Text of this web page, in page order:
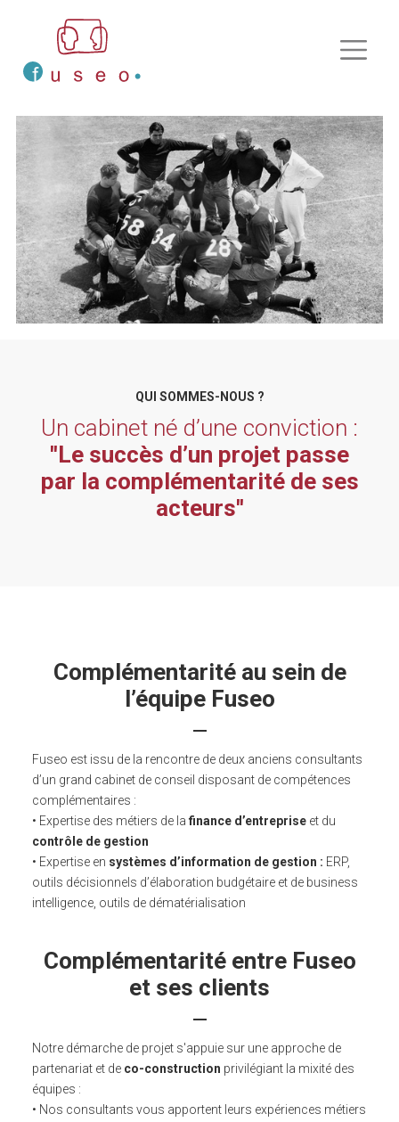
QUI SOMMES-NOUS ?
Un cabinet né d’une conviction :
''Le succès d’un projet passe
par la complémentarité de ses
acteurs''
Complémentarité au sein de
l’équipe Fuseo
Fuseo est issu de la rencontre de deux anciens consultants
d’un grand cabinet de conseil disposant de compétences
complémentaires :
• Expertise des métiers de la finance d’entrepriseet du
contrôle de gestion
• Expertise en systèmes d’information de gestion : ERP,
outils décisionnels d’élaboration budgétaire et de business
intelligence, outils de dématérialisation
Complémentarité entre Fuseo
et ses clients
Notre démarche de projet s'appuie sur une approche de
partenariat et de co-construction privilégiant la mixité des
équipes :
• Nos consultants vous apportent leurs expériences métiers